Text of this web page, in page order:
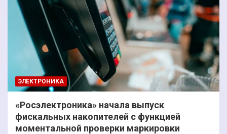
ЭЛЕКТРОНИКА
«Росэлектроника» начала выпуск
фискальных накопителей с функцией
моментальной проверки маркировки